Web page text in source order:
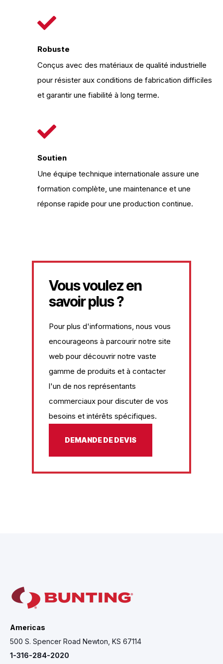
Robuste
Conçus avec des matériaux de qualité industrielle
pour résister aux conditions de fabrication difficiles
et garantir une fiabilité à long terme.
Soutien
Une équipe technique internationale assure une
formation complète, une maintenance et une
réponse rapide pour une production continue.
Vous voulez en
savoir plus ?
Pour plus d'informations, nous vous
encourageons à parcourir notre site
web pour découvrir notre vaste
gamme de produits et à contacter
l'un de nos représentants
commerciaux pour discuter de vos
besoins et intérêts spécifiques.
DEMANDE DE DEVIS
Americas
500 S. Spencer Road Newton, KS 67114
1-316-284-2020